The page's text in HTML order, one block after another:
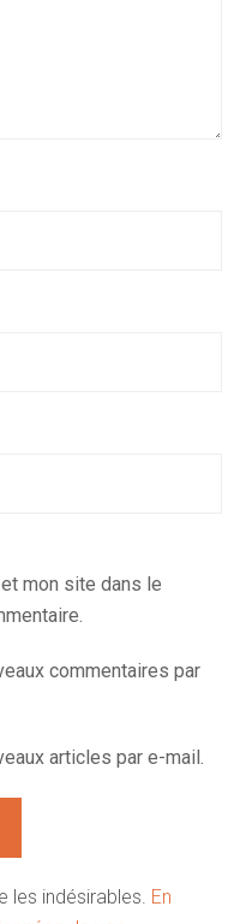
mon site dans le
commentaires par
articles par e-mail.
les indésirables. En